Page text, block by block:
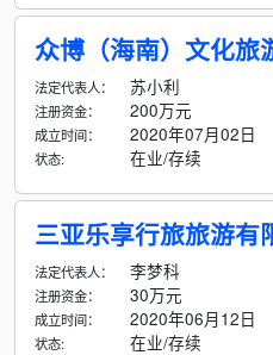
众博（海南）文化旅
法定代表人： 苏小利
注册资金： 200万元
成立时间： 2020年07月02日
状态: 在业/存续
三亚乐享行旅旅游有
法定代表人： 李梦科
注册资金： 30万元
成立时间： 2020年06月12日
状态: 在业/存续